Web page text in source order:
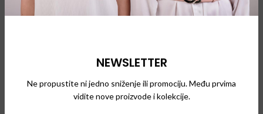
NEWSLETTER
Ne propustite ni jedno sniženje ili promociju. Među prvima
vidite nove proizvode i kolekcije.
Naočare za sunce Naočare za sunce